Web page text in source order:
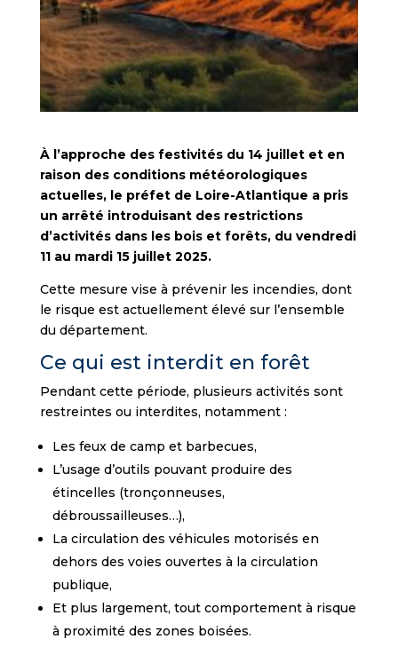
À l’approche des festivités du 14 juillet et en
raison des conditions météorologiques
actuelles, le préfet de Loire-Atlantique a pris
un arrêté introduisant des restrictions
d’activités dans les bois et forêts, du vendredi
11 au mardi 15 juillet 2025.
Cette mesure vise à prévenir les incendies, dont
le risque est actuellement élevé sur l’ensemble
du département.
Ce qui est interdit en forêt
Pendant cette période, plusieurs activités sont
restreintes ou interdites, notamment :
Les feux de camp et barbecues,
L’usage d’outils pouvant produire des
étincelles (tronçonneuses,
débroussailleuses…),
La circulation des véhicules motorisés en
dehors des voies ouvertes à la circulation
publique,
Et plus largement, tout comportement à risque
à proximité des zones boisées.